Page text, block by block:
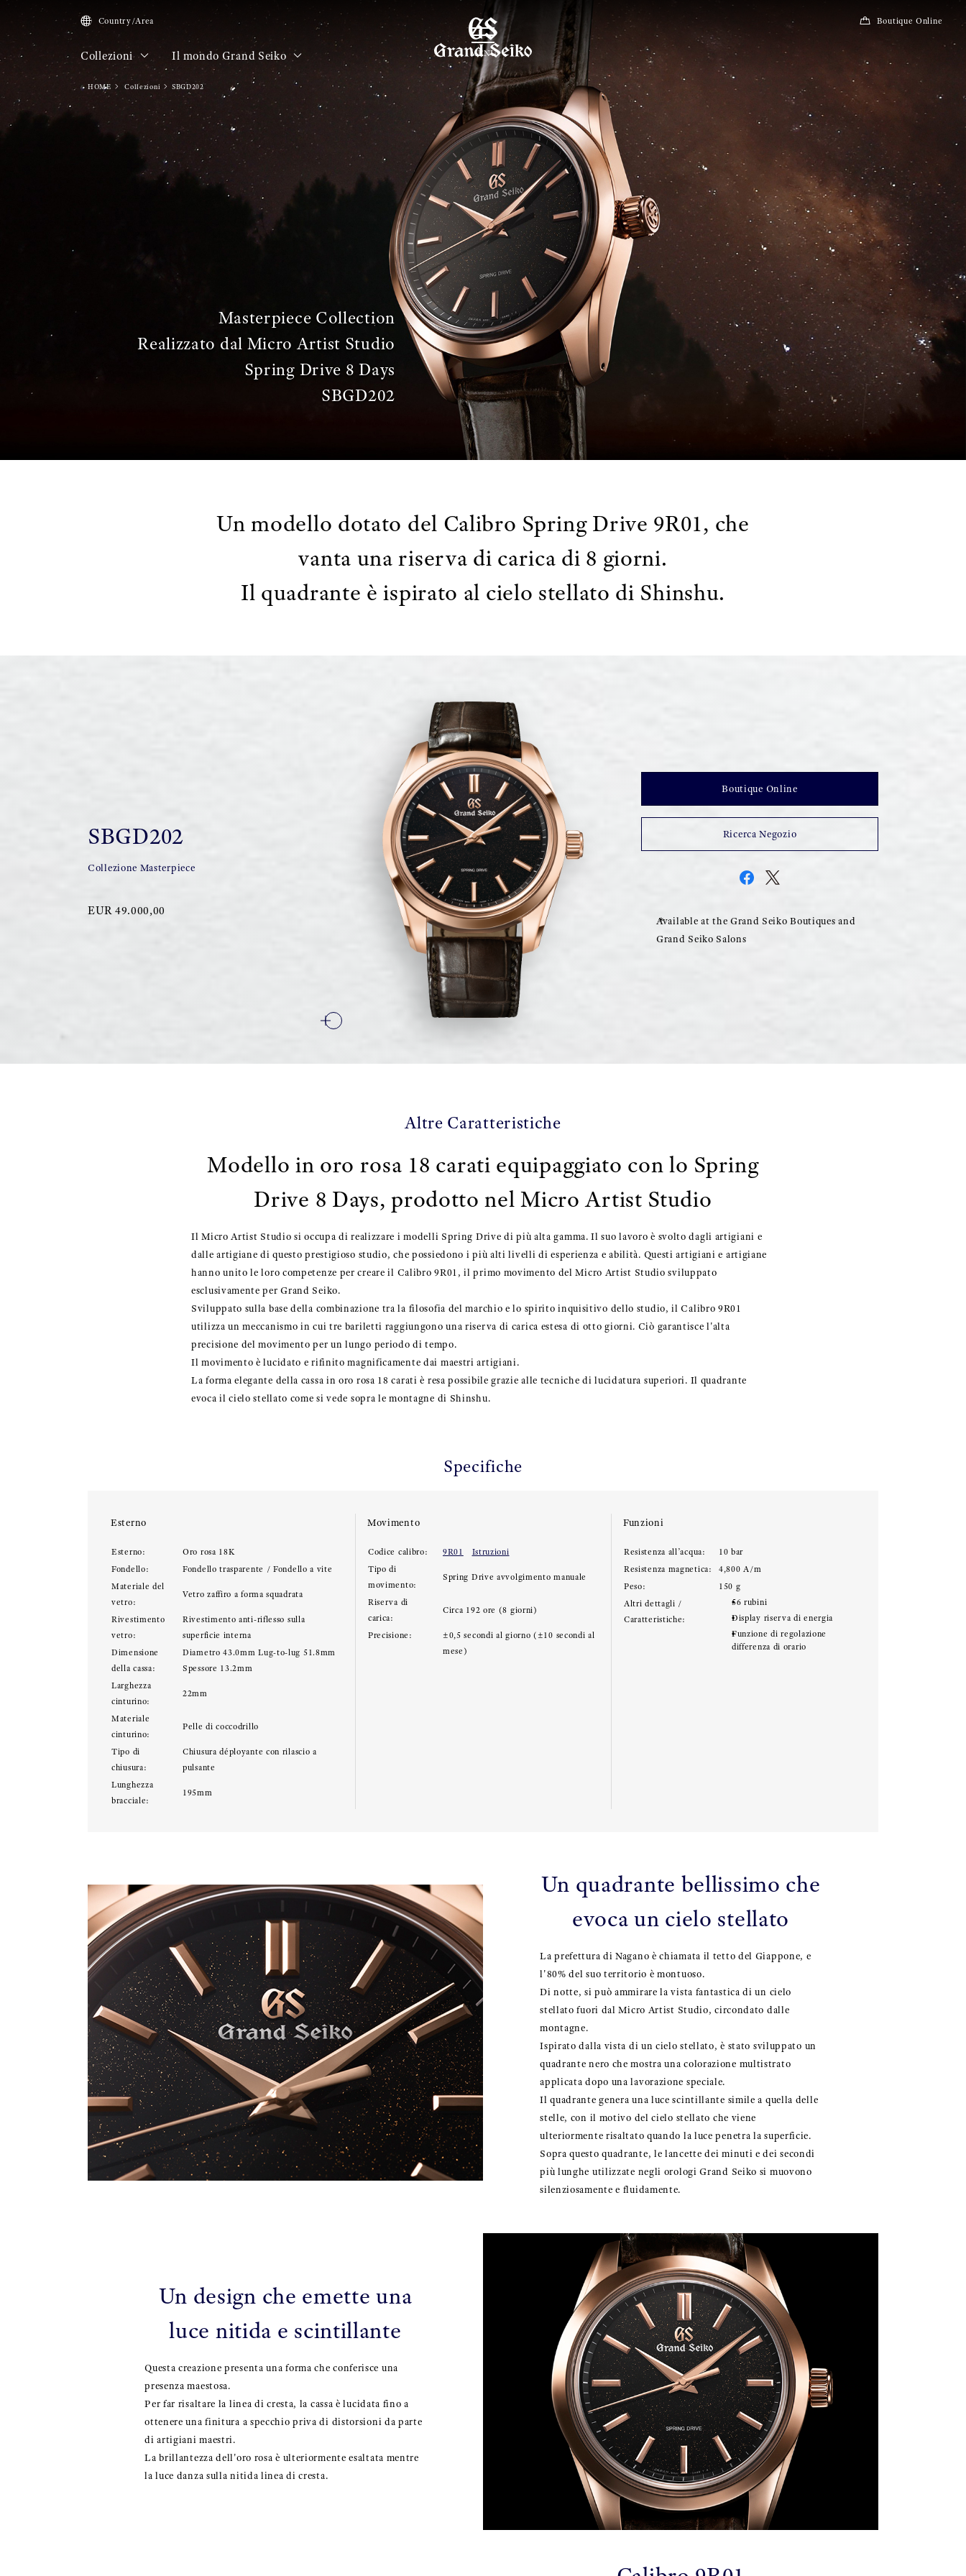
MENU
Country/Area
Collezioni Il mondo Grand Seiko
Boutique Online
Masterpiece Collection
Realizzato dal Micro Artist Studio
Spring Drive 8 Days
SBGD202
HOME Collezioni SBGD202
Un modello dotato del Calibro Spring Drive 9R01, che
vanta una riserva di carica di 8 giorni.
Il quadrante è ispirato al cielo stellato di Shinshu.
SBGD202
Collezione Masterpiece
EUR 49.000,00
Boutique Online
Ricerca Negozio
Available at the Grand Seiko Boutiques and
Grand Seiko Salons
Altre Caratteristiche
Modello in oro rosa 18 carati equipaggiato con lo Spring
Drive 8 Days, prodotto nel Micro Artist Studio
Il Micro Artist Studio si occupa di realizzare i modelli Spring Drive di più alta gamma. Il suo lavoro è svolto dagli artigiani e
dalle artigiane di questo prestigioso studio, che possiedono i più alti livelli di esperienza e abilità. Questi artigiani e artigiane
hanno unito le loro competenze per creare il Calibro 9R01, il primo movimento del Micro Artist Studio sviluppato
esclusivamente per Grand Seiko.
Sviluppato sulla base della combinazione tra la filosofia del marchio e lo spirito inquisitivo dello studio, il Calibro 9R01
utilizza un meccanismo in cui tre bariletti raggiungono una riserva di carica estesa di otto giorni. Ciò garantisce l'alta
precisione del movimento per un lungo periodo di tempo.
Il movimento è lucidato e rifinito magnificamente dai maestri artigiani.
La forma elegante della cassa in oro rosa 18 carati è resa possibile grazie alle tecniche di lucidatura superiori. Il quadrante
evoca il cielo stellato come si vede sopra le montagne di Shinshu.
Specifiche
Esterno
Esterno:
Oro rosa 18K
Fondello:
Fondello trasparente / Fondello a vite
Materiale del
vetro:
Vetro zaffiro a forma squadrata
Rivestimento
vetro:
Rivestimento anti-riflesso sulla
superficie interna
Dimensione
della cassa:
Diametro 43.0mm Lug-to-lug 51.8mm
Spessore 13.2mm
Larghezza
cinturino:
22mm
Materiale
cinturino:
Pelle di coccodrillo
Tipo di
chiusura:
Chiusura déployante con rilascio a
pulsante
Lunghezza
bracciale:
195mm
Movimento
Codice calibro: 9R01
Istruzioni
Tipo di
movimento:
Spring Drive avvolgimento manuale
Riserva di
carica:
Circa 192 ore (8 giorni)
Precisione:
±0,5 secondi al giorno (±10 secondi al
mese)
Funzioni
Resistenza all’acqua:
10 bar
Resistenza magnetica:
4,800 A/m
Peso:
150 g
Altri dettagli /
Caratteristiche:
56 rubini
Display riserva di energia
Funzione di regolazione
differenza di orario
Un quadrante bellissimo che
evoca un cielo stellato
La prefettura di Nagano è chiamata il tetto del Giappone, e
l'80% del suo territorio è montuoso.
Di notte, si può ammirare la vista fantastica di un cielo
stellato fuori dal Micro Artist Studio, circondato dalle
montagne.
Ispirato dalla vista di un cielo stellato, è stato sviluppato un
quadrante nero che mostra una colorazione multistrato
applicata dopo una lavorazione speciale.
Il quadrante genera una luce scintillante simile a quella delle
stelle, con il motivo del cielo stellato che viene
ulteriormente risaltato quando la luce penetra la superficie.
Sopra questo quadrante, le lancette dei minuti e dei secondi
più lunghe utilizzate negli orologi Grand Seiko si muovono
silenziosamente e fluidamente.
Un design che emette una
luce nitida e scintillante
Questa creazione presenta una forma che conferisce una
presenza maestosa.
Per far risaltare la linea di cresta, la cassa è lucidata fino a
ottenere una finitura a specchio priva di distorsioni da parte
di artigiani maestri.
La brillantezza dell'oro rosa è ulteriormente esaltata mentre
la luce danza sulla nitida linea di cresta.